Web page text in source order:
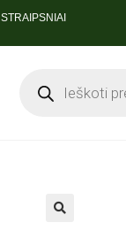
STRAIPSNIAI